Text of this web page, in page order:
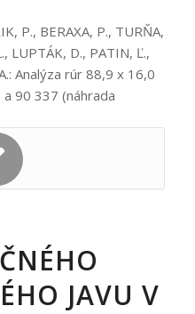
P., BERAXA, P., TURŇA,
LUPTÁK, D., PATIN, Ľ.,
Analýza rúr 88,9 x 16,0
90 337 (náhrada
JAVU V